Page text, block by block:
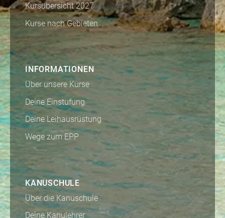
Kursübersicht 2027
Kurse nach Gebieten
INFORMATIONEN
Über unsere Kurse
Deine Einstufung
Deine Leihausrüstung
Wege zum EPP
KANUSCHULE
Über die Kanuschule
Deine Kanulehrer